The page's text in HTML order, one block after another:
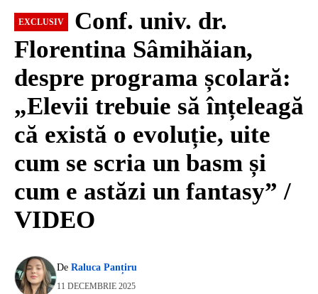
EXCLUSIV
Conf. univ. dr.
Florentina Sâmihăian,
despre programa școlară:
„Elevii trebuie să înțeleagă
că există o evoluție, uite
cum se scria un basm și
cum e astăzi un fantasy” /
VIDEO
De Raluca Panțiru
11 DECEMBRIE 2025